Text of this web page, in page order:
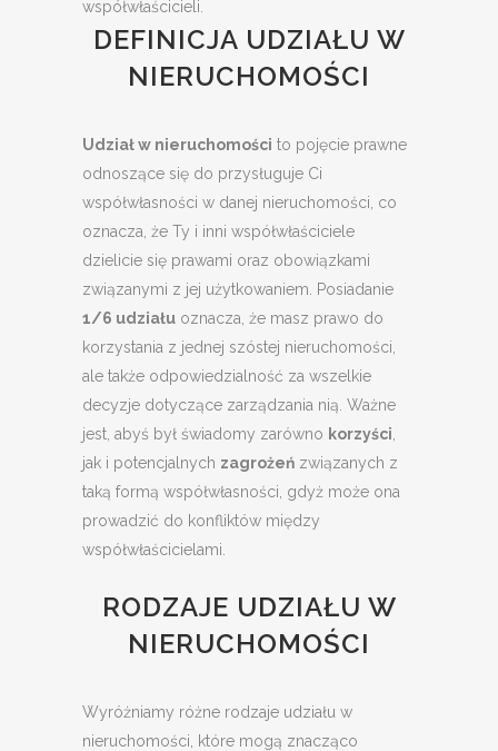
współwłaścicieli.
DEFINICJA UDZIAŁU W
NIERUCHOMOŚCI
Udział w nieruchomości to pojęcie prawne
odnoszące się do przysługuje Ci
współwłasności w danej nieruchomości, co
oznacza, że Ty i inni współwłaściciele
dzielicie się prawami oraz obowiązkami
związanymi z jej użytkowaniem. Posiadanie
1/6 udziału oznacza, że masz prawo do
korzystania z jednej szóstej nieruchomości,
ale także odpowiedzialność za wszelkie
decyzje dotyczące zarządzania nią. Ważne
jest, abyś był świadomy zarówno korzyści
jak i potencjalnych zagrożeń związanych z
taką formą współwłasności, gdyż może ona
prowadzić do konfliktów między
współwłaścicielami.
RODZAJE UDZIAŁU W
NIERUCHOMOŚCI
Wyróżniamy różne rodzaje udziału w
nieruchomości, które mogą znacząco